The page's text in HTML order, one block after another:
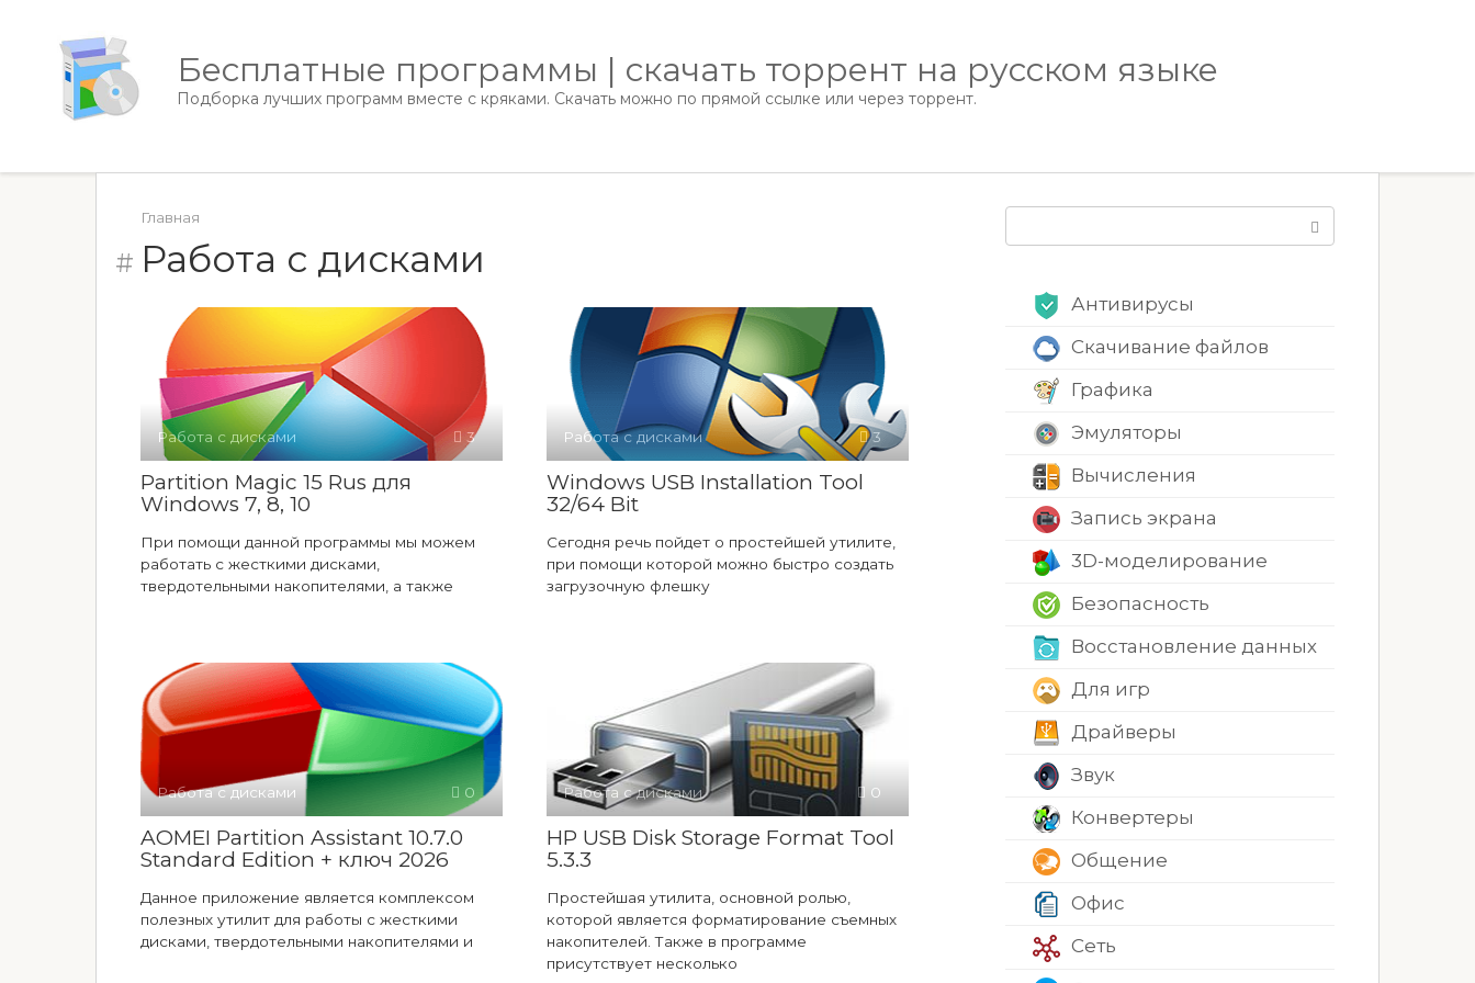
контенту
Бесплатные программы | скачать торрент на русском языке
Подборка лучших программ вместе с кряками. Скачать можно по прямой ссылке или через торрент.
Главная
Работа с дисками
Работа с дисками 3
Partition Magic 15 Rus для
Windows 7, 8, 10
При помощи данной программы мы можем
работать с жесткими дисками,
твердотельными накопителями, а также
Работа с дисками 3
Windows USB Installation Tool
32/64 Bit
Сегодня речь пойдет о простейшей утилите,
при помощи которой можно быстро создать
загрузочную флешку
Работа с дисками 0
AOMEI Partition Assistant 10.7.0
Standard Edition + ключ 2026
Данное приложение является комплексом
полезных утилит для работы с жесткими
дисками, твердотельными накопителями и
Работа с дисками 0
HP USB Disk Storage Format Tool
5.3.3
Простейшая утилита, основной ролью,
которой является форматирование съемных
накопителей. Также в программе
присутствует несколько
Антивирусы
Скачивание файлов
Графика
Эмуляторы
Вычисления
Запись экрана
3D-моделирование
Безопасность
Восстановление данных
Для игр
Драйверы
Звук
Конвертеры
Общение
Офис
Сеть